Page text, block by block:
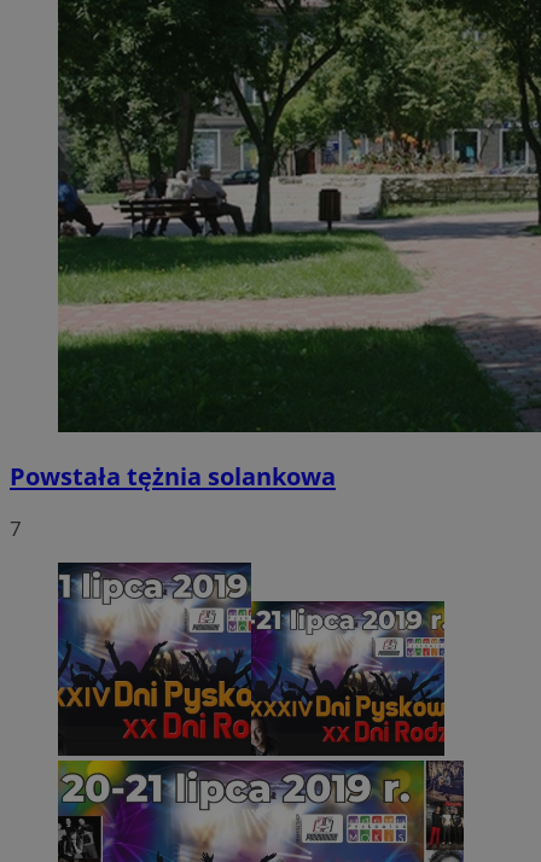
Powstała tężnia solankowa
7